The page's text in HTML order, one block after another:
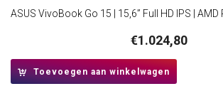
€1.024,80
Toevoegen aan winkelwagen